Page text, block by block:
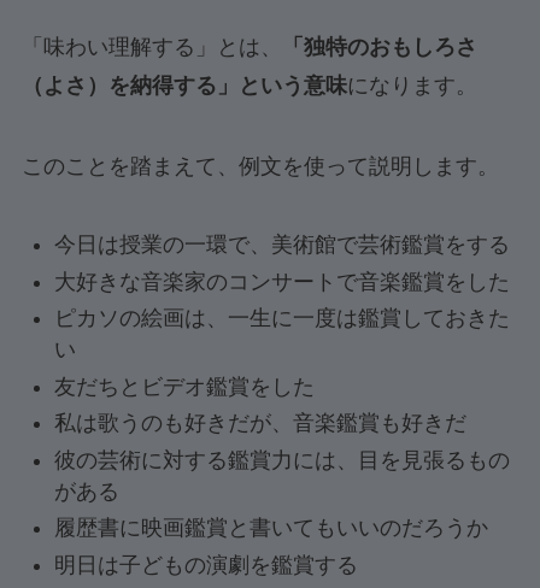
「味わい理解する」とは、
「独特のおもしろさ
（よさ）を納得する」という意味になります。
このことを踏まえて、例文を使って説明します。
今日は授業の一環で、美術館で芸術鑑賞をする
大好きな音楽家のコンサートで音楽鑑賞をした
ピカソの絵画は、一生に一度は鑑賞しておきた
い
友だちとビデオ鑑賞をした
私は歌うのも好きだが、音楽鑑賞も好きだ
彼の芸術に対する鑑賞力には、目を見張るもの
がある
履歴書に映画鑑賞と書いてもいいのだろうか
明日は子どもの演劇を鑑賞する